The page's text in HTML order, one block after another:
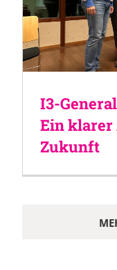
I3-
Ein
Zukunft